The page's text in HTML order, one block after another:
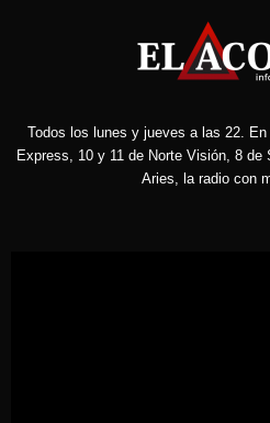
Todos los lunes y jueves a las 22.
Express, 10 y 11 de Norte Visión, 8 de
Aries, la radio con